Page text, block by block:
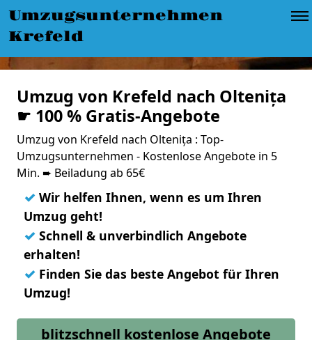
Umzugsunternehmen
Krefeld
Umzug von Krefeld nach Oltenița
☛ 100 % Gratis-Angebote
Umzug von Krefeld nach Oltenița : Top-
Umzugsunternehmen - Kostenlose Angebote in 5
Min. ➨ Beiladung ab 65€
✓ Wir helfen Ihnen, wenn es um Ihren
Umzug geht!
✓ Schnell & unverbindlich Angebote
erhalten!
✓ Finden Sie das beste Angebot für Ihren
Umzug!
blitzschnell kostenlose Angebote